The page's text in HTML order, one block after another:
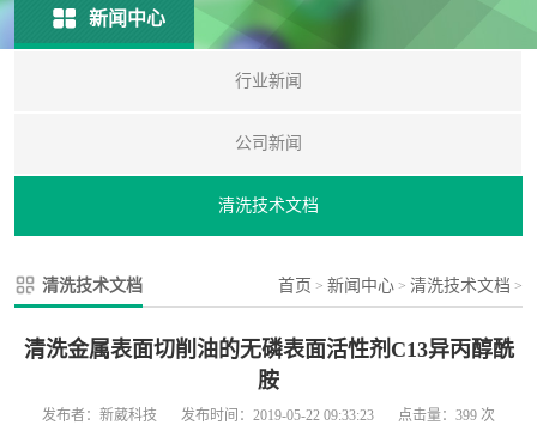
新闻中心
行业新闻
公司新闻
清洗技术文档
清洗技术文档 首页 > 新闻中心 > 清洗技术文档 >
清洗金属表面切削油的无磷表面活性剂C13异丙醇酰
胺
发布者：新葳科技 发布时间：2019-05-22 09:33:23 点击量：399 次